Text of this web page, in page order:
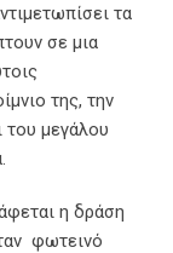
τα
σε μια
της, την
του μεγάλου
η δράση
φωτεινό